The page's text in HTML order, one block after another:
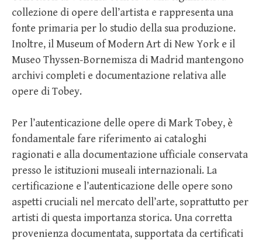
collezione di opere dell’artista e rappresenta una
fonte primaria per lo studio della sua produzione.
Inoltre, il Museum of Modern Art di New York e il
Museo Thyssen-Bornemisza di Madrid mantengono
archivi completi e documentazione relativa alle
opere di Tobey.
Per l’autenticazione delle opere di Mark Tobey, è
fondamentale fare riferimento ai cataloghi
ragionati e alla documentazione ufficiale conservata
presso le istituzioni museali internazionali. La
certificazione e l’autenticazione delle opere sono
aspetti cruciali nel mercato dell’arte, soprattutto per
artisti di questa importanza storica. Una corretta
provenienza documentata, supportata da certificati